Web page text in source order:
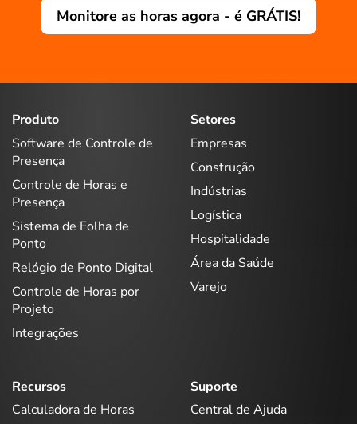
Monitore as horas agora - é GRÁTIS!
Produto
Software de Controle de
Presença
Controle de Horas e
Presença
Sistema de Folha de
Ponto
Relógio de Ponto Digital
Controle de Horas por
Projeto
Integrações
Setores
Empresas
Construção
Indústrias
Logística
Hospitalidade
Área da Saúde
Varejo
Recursos
Calculadora de Horas
Suporte
Central de Ajuda